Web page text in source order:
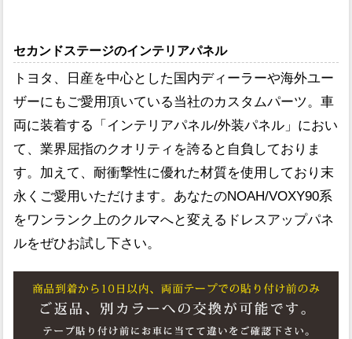
セカンドステージのインテリアパネル
トヨタ、日産を中心とした国内ディーラーや海外ユー
ザーにもご愛用頂いている当社のカスタムパーツ。車
両に装着する「インテリアパネル/外装パネル」におい
て、業界屈指のクオリティを誇ると自負しておりま
す。加えて、耐衝撃性に優れた材質を使用しており末
永くご愛用いただけます。あなたのNOAH/VOXY90系
をワンランク上のクルマへと変えるドレスアップパネ
ルをぜひお試し下さい。